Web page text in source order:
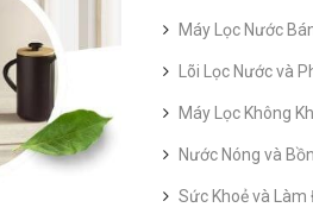
Máy Lọc Nước
Lõi Lọc Nước và
Máy Lọc Không
Nước Nóng và
Sức Khoẻ và Làm